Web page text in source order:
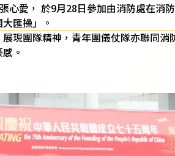
心愛， 於9月28日參加由消防處在消
匯操」。
現團隊精神，青年團儀仗隊亦聯同消
。